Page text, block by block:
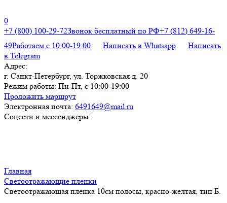
0
+7 (800) 100-29-72Звонок бесплатный по РФ+7 (812) 649-16-
49Работаем с 10:00-19:00 Написать в Whatsapp
Написать
в Telegram
Адрес:
г. Санкт-Петербург, ул. Торжковская д. 20
Режим работы: Пн-Пт, с 10:00-19:00
Проложить маршрут
Электронная почта: 6491649@mail.ru
Соцсети и мессенджеры:
Главная
Светоотражающие пленки
Светоотражающая пленка 10см полосы, красно-желтая, тип Б.